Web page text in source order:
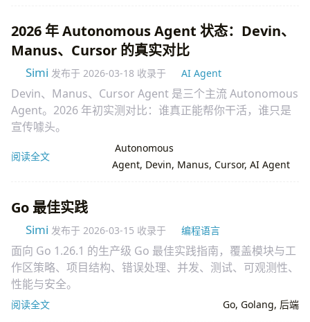
2026 年 Autonomous Agent 状态：Devin、
Manus、Cursor 的真实对比
Simi 发布于 2026-03-18 收录于 AI Agent
Devin、Manus、Cursor Agent 是三个主流 Autonomous
Agent。2026 年初实测对比：谁真正能帮你干活，谁只是
宣传噱头。
阅读全文
Autonomous
Agent, Devin, Manus, Cursor, AI Agent
Go 最佳实践
Simi 发布于 2026-03-15 收录于 编程语言
面向 Go 1.26.1 的生产级 Go 最佳实践指南，覆盖模块与工
作区策略、项目结构、错误处理、并发、测试、可观测性、
性能与安全。
阅读全文 Go, Golang, 后端